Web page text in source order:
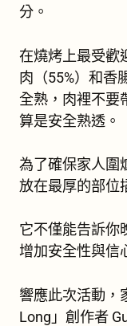
分。
在燒烤上最受歡
肉（55%）和香
全熟，肉裡不要
算是安全熟透。
為了確保家人圍
放在最厚的部位
它不僅能告訴你
增加安全性與信
響應此次活動，
Long 」創作者